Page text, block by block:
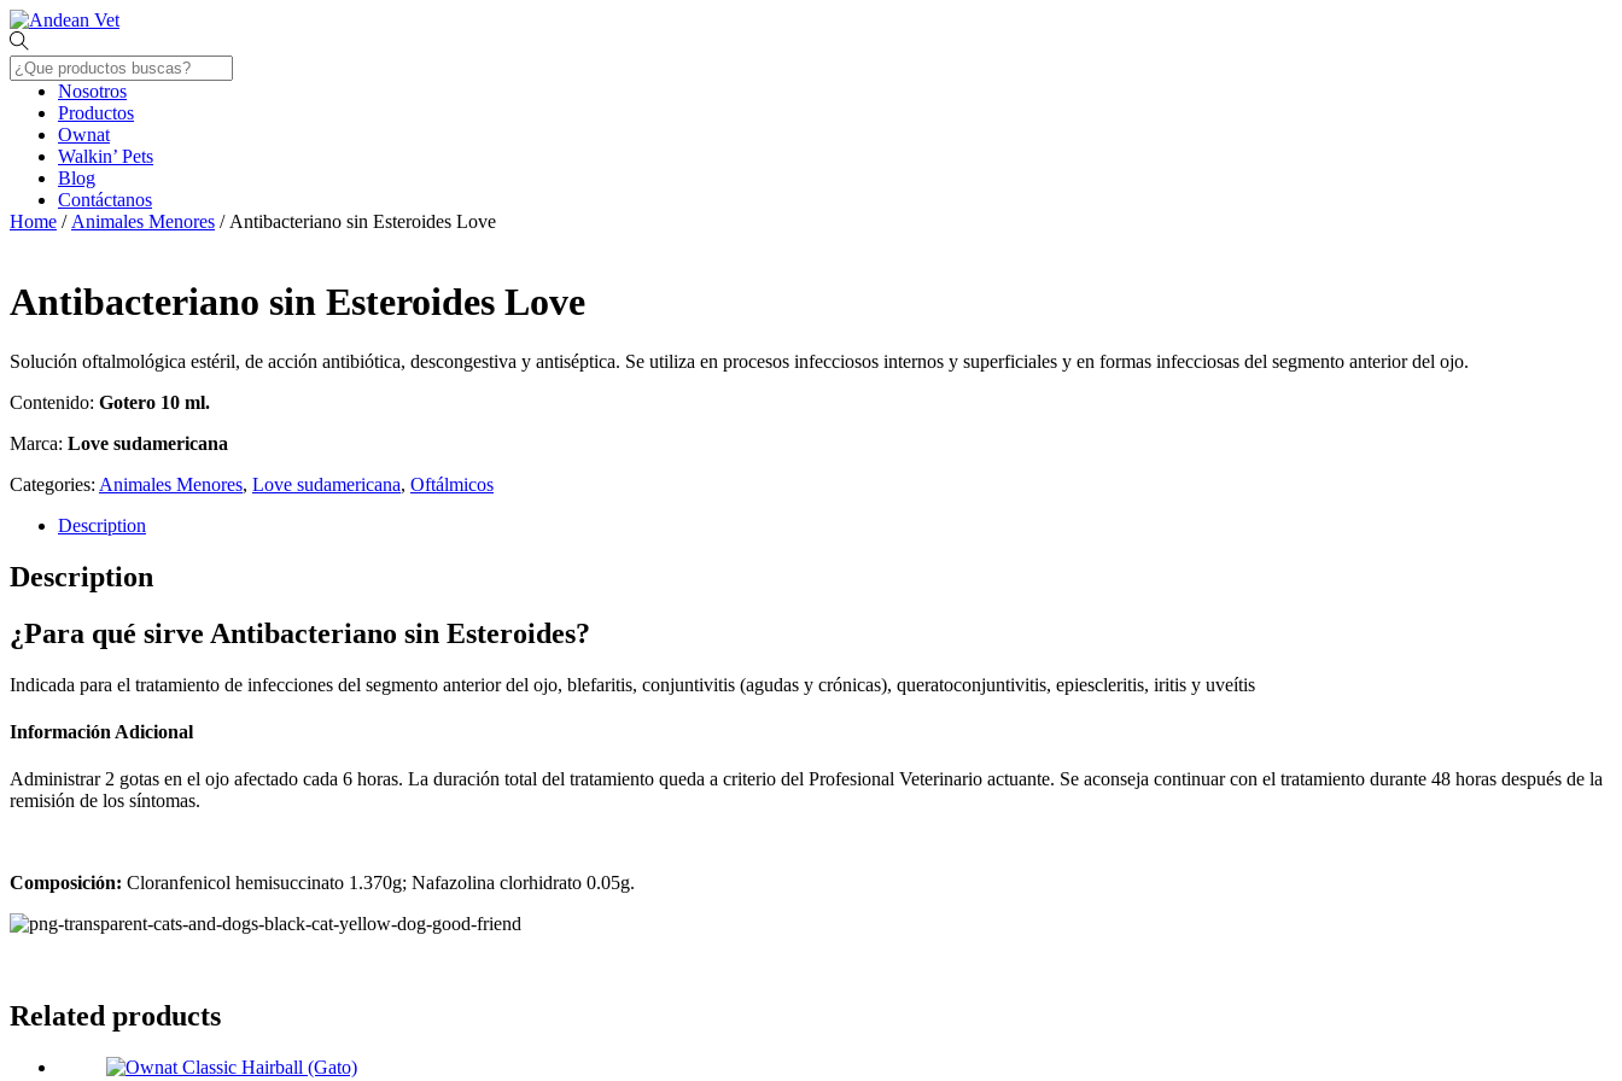
Skip
to
content
Menu
Nosotros
Productos
Ownat
Walkin’ Pets
Blog
Contáctanos
Close
Home / Animales Menores / Antibacteriano sin Esteroides Love
Antibacteriano sin Esteroides Love
Solución oftalmológica estéril, de acción antibiótica, descongestiva y antiséptica. Se utiliza en procesos infecciosos internos y superficiales y en formas infecciosas del segmento anterior del ojo.
Contenido: Gotero 10 ml.
Marca: Love sudamericana
Categories: Animales Menores, Love sudamericana, Oftálmicos
Description
Description
¿Para qué sirve Antibacteriano sin Esteroides?
Indicada para el tratamiento de infecciones del segmento anterior del ojo, blefaritis, conjuntivitis (agudas y crónicas), queratoconjuntivitis, epiescleritis, iritis y uveítis
Información Adicional
Administrar 2 gotas en el ojo afectado cada 6 horas. La duración total del tratamiento queda a criterio del Profesional Veterinario actuante. Se aconseja continuar con el tratamiento durante 48 horas después de la
remisión de los síntomas.
Composición: Cloranfenicol hemisuccinato 1.370g; Nafazolina clorhidrato 0.05g.
Related products